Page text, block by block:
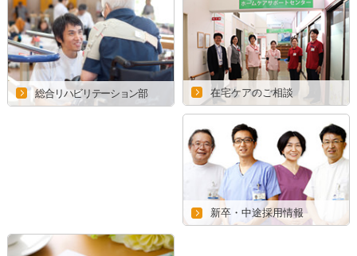
総合リハビリテーション部 在宅ケアのご相談
新卒・中途採用情報